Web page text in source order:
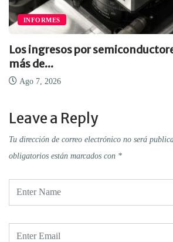
INFORMES
Los ingresos por
más de...
Ago 7, 2026
Leave a Reply
Tu dirección de correo electrónico no será
obligatorios están marcados con *